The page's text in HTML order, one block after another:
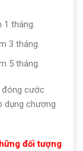
tháng.
3 tháng.
5 tháng.
đóng cước
dụng chương
đối tượng